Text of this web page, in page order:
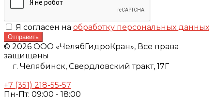
Я согласен на обработку персональных данных
Отправить
© 2026 ООО «ЧелябГидроКран», Все права
защищены
г. Челябинск, Свердловский тракт, 17Г
+7 (351) 218-55-57
Пн-Пт: 09:00 - 18:00